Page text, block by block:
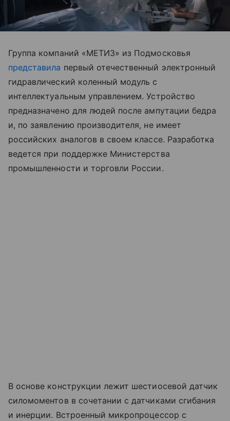
Группа компаний «МЕТИЗ» из Подмосковья
представила первый отечественный электронный
гидравлический коленный модуль с
интеллектуальным управлением. Устройство
предназначено для людей после ампутации бедра
и, по заявлению производителя, не имеет
российских аналогов в своем классе. Разработка
ведется при поддержке Министерства
промышленности и торговли России.
В основе конструкции лежит шестиосевой датчик
силомоментов в сочетании с датчиками сгибания
и инерции. Встроенный микропроцессор с